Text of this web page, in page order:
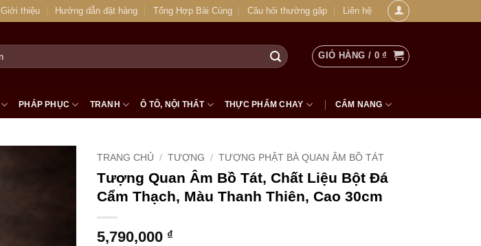
Giới thiệu Hướng dẫn đặt hàng Tổng Hợp Bài Cúng Câu hỏi thường gặp Liên hệ
GIỎ HÀNG / 0₫
PHÁP PHỤC TRANH Ô TÔ, NỘI THẤT THỰC PHẨM CHAY CẨM NANG
TRANG CHỦ / TƯỢNG / TƯỢNG PHẬT BÀ QUAN ÂM BỒ TÁT
Tượng Quan Âm Bồ Tát, Chất Liệu Bột Đá
Cẩm Thạch, Màu Thanh Thiên, Cao 30cm
5,790,000 ₫